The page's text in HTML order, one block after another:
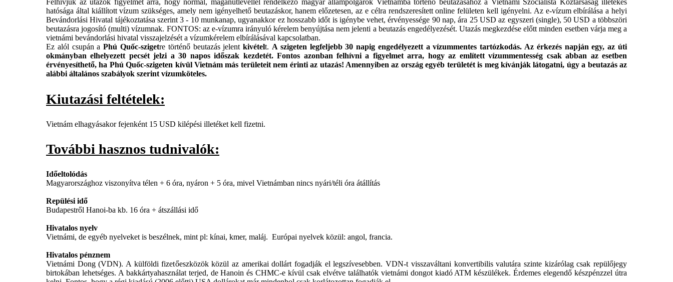
Felhívjuk az utazók figyelmét arra, hogy normál, magánútlevéllel rendelkező magyar állampolgárok Vietnámba történő beutazásához a Vietnámi Szocialista Köztársaság illetékes
hatósága által kiállított vízum szükséges, amely nem igényelhető beutazáskor, hanem előzetesen, az e célra rendszeresített online felületen kell igényelni. Az e-vízum elbírálása a helyi
Bevándorlási Hivatal tájékoztatása szerint 3 - 10 munkanap, ugyanakkor ez hosszabb időt is igénybe vehet, érvényessége 90 nap, ára 25 USD az egyszeri (single), 50 USD a többszöri
beutazásra jogosító (multi) vízumnak. FONTOS: az e-vízumra irányuló kérelem benyújtása nem jelenti a beutazás engedélyezését. Utazás megkezdése előtt minden esetben várja meg a
vietnámi bevándorlási hivatal visszajelzését a vízumkérelem elbírálásával kapcsolatban.
Ez alól csupán aPhú Quốc-szigetre történő beutazás jelentkivételt. A szigeten legfeljebb 30 napig engedélyezett a vízummentes tartózkodás. Az érkezés napján egy, az úti
okmányban elhelyezett pecsét jelzi a 30 napos időszak kezdetét. Fontos azonban felhívni a figyelmet arra, hogy az említett vízummentesség csak abban az esetben
érvényesíthető, ha Phú Quốc-szigeten kívül Vietnám más területeit nem érinti az utazás! Amennyiben az ország egyéb területét is meg kívánják látogatni, úgy a beutazás az
alábbi általános szabályok szerint vízumköteles.
Kiutazási feltételek:
Vietnám elhagyásakor fejenként 15 USD kilépési illetéket kell fizetni.
További hasznos tudnivalók:
Időeltolódás
Magyarországhoz viszonyítva télen + 6 óra, nyáron + 5 óra, mivel Vietnámban nincs nyári/téli óra átállítás
Repülési idő
Budapestről Hanoi-ba kb. 16 óra + átszállási idő
Hivatalos nyelv
Vietnámi, de egyéb nyelveket is beszélnek, mint pl: kínai, kmer, maláj. Európai nyelvek közül: angol, francia.
Hivatalos pénznem
Vietnámi Dong (VDN). A külföldi fizetőeszközök közül az amerikai dollárt fogadják el legszívesebben. VDN-t visszaváltani konvertibilis valutára szinte kizárólag csak repülőjegy
birtokában lehetséges. A bakkártyahasználat terjed, de Hanoin és CHMC-e kívül csak elvétve találhatók vietnámi dongot kiadó ATM készülékek. Érdemes elegendő készpénzzel útra